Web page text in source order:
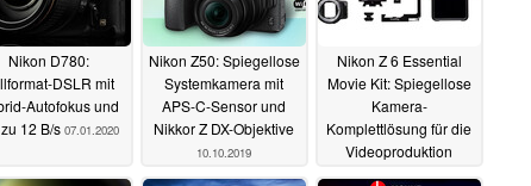
Nikon D780:
DSLR mit
Autofokus und
12 B/s 07.01.2020
Nikon Z50: Spiegellose
Systemkamera mit
APS-C-Sensor und
Nikkor Z DX-Objektive
10.10.2019
Nikon Z 6 Essential
Movie Kit: Spiegellose
Kamera-
Komplettlösung für die
Videoproduktion
16.09.2019